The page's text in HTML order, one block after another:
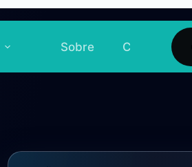
Sobre Contato